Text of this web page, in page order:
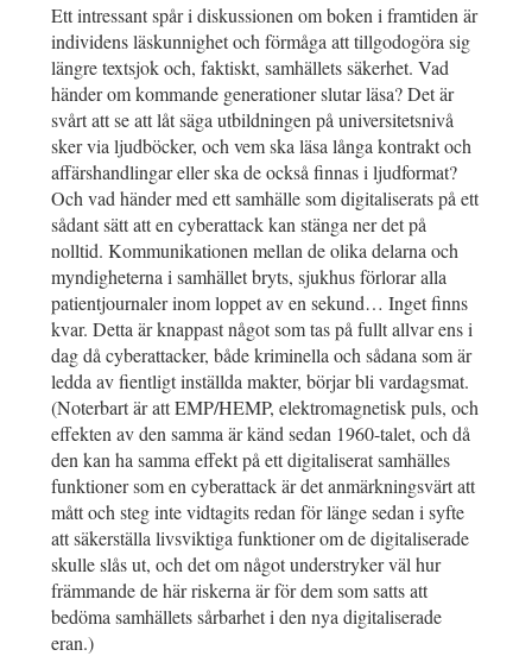
Ett intressant spår i diskussionen om boken i framtiden är
individens läskunnighet och förmåga att tillgodogöra sig
längre textsjok och, faktiskt, samhällets säkerhet. Vad
händer om kommande generationer slutar läsa? Det är
svårt att se att låt säga utbildningen på universitetsnivå
sker via ljudböcker, och vem ska läsa långa kontrakt och
affärshandlingar eller ska de också finnas i ljudformat?
Och vad händer med ett samhälle som digitaliserats på ett
sådant sätt att en cyberattack kan stänga ner det på
nolltid. Kommunikationen mellan de olika delarna och
myndigheterna i samhället bryts, sjukhus förlorar alla
patientjournaler inom loppet av en sekund… Inget finns
kvar. Detta är knappast något som tas på fullt allvar ens i
dag då cyberattacker, både kriminella och sådana som är
ledda av fientligt inställda makter, börjar bli vardagsmat.
(Noterbart är att EMP/HEMP, elektromagnetisk puls, och
effekten av den samma är känd sedan 1960-talet, och då
den kan ha samma effekt på ett digitaliserat samhälles
funktioner som en cyberattack är det anmärkningsvärt att
mått och steg inte vidtagits redan för länge sedan i syfte
att säkerställa livsviktiga funktioner om de digitaliserade
skulle slås ut, och det om något understryker väl hur
främmande de här riskerna är för dem som satts att
bedöma samhällets sårbarhet i den nya digitaliserade
eran.)